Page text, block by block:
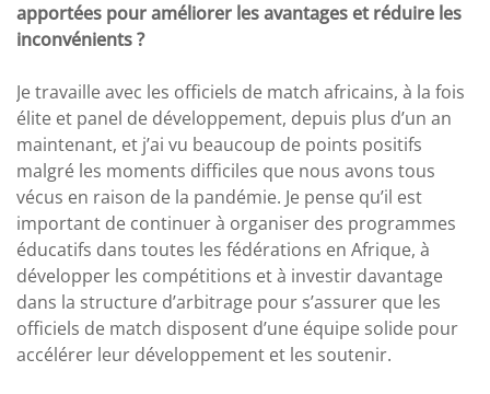
apportées pour améliorer les avantages et réduire les
inconvénients ?
Je travaille avec les officiels de match africains, à la fois
élite et panel de développement, depuis plus d’un an
maintenant, et j’ai vu beaucoup de points positifs
malgré les moments difficiles que nous avons tous
vécus en raison de la pandémie. Je pense qu’il est
important de continuer à organiser des programmes
éducatifs dans toutes les fédérations en Afrique, à
développer les compétitions et à investir davantage
dans la structure d’arbitrage pour s’assurer que les
officiels de match disposent d’une équipe solide pour
accélérer leur développement et les soutenir.